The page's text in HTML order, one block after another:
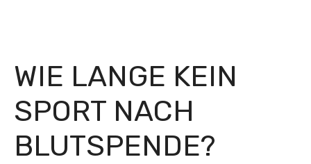
WIE LANGE KEIN
SPORT NACH
BLUTSPENDE?